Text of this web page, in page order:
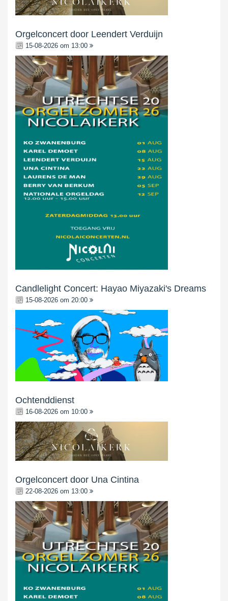
Orgelconcert door Leendert Verduijn
15-08-2026 om 13:00
Candlelight Concert: Hayao Miyazaki's Dreams
15-08-2026 om 20:00
Ochtenddienst
16-08-2026 om 10:00
Orgelconcert door Una Cintina
22-08-2026 om 13:00